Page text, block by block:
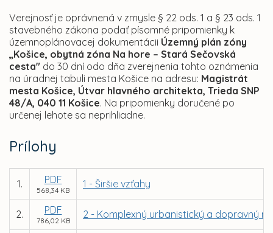
Verejnosť je oprávnená v zmysle § 22 ods. 1 a § 23 ods. 1
stavebného zákona podať písomné pripomienky k
územnoplánovacej dokumentácii Územný plán zóny
„Košice, obytná zóna Na hore – Stará Sečovská
cesta" do 30 dní odo dňa zverejnenia tohto oznámenia
na úradnej tabuli mesta Košice na adresu: Magistrát
mesta Košice, Útvar hlavného architekta, Trieda SNP
48/A, 040 11 Košice. Na pripomienky doručené po
určenej lehote sa neprihliadne.
Prílohy
1. PDF
568,34 KB
1 - Širšie vzťahy
2. PDF
786,02 KB
2 - Komplexný urbanistický a dopravný